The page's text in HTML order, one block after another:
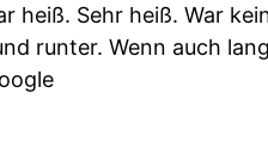
heiß. Sehr heiß. War
runter. Wenn auch